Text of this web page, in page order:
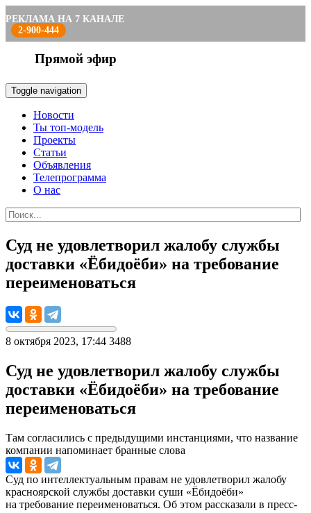
РЕКЛАМА НА 7 КАНАЛЕ
2-900-444
Прямой эфир
Toggle navigation
Новости
Ты топ-модель
Проекты
Статьи
Объявления
Телепрограмма
О нас
Суд не удовлетворил жалобу службы
доставки «Ёбидоёби» на требование
переименоваться
8 октября 2023, 17:44 3488
Суд не удовлетворил жалобу службы
доставки «Ёбидоёби» на требование
переименоваться
Там согласились с предыдущими инстанциями, что название
компании напоминает бранные слова
Суд по интеллектуальным правам не удовлетворил жалобу
красноярской службы доставки суши «Ёбидоёби»
на требование переименоваться. Об этом рассказали в пресс-